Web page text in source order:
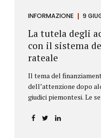
INFORMAZIONE 9
La tutela degli
con il sistema
rateale
Il tema del
dell’attenzione dopo
giudici piemontesi. Le
incidere sul calcolo del